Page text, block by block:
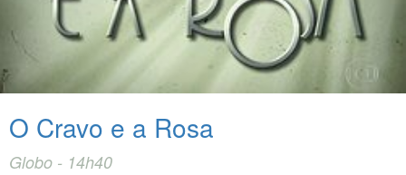
O Cravo e a Rosa
Globo - 14h40